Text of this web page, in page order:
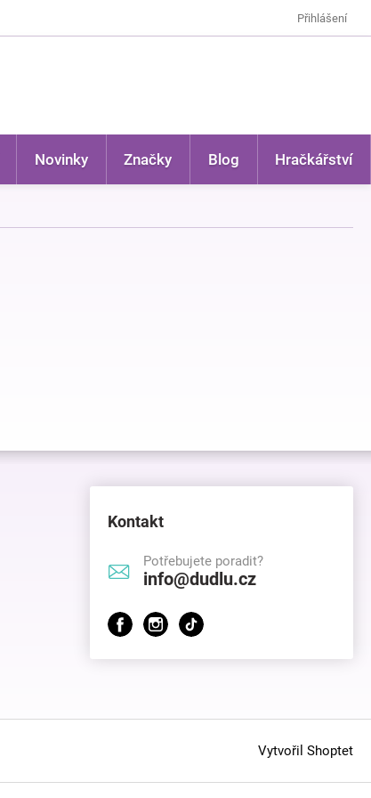
Přihlášení
Novinky Značky Blog Hračkářství
Kontakt
Potřebujete poradit?
info@dudlu.cz
Vytvořil Shoptet